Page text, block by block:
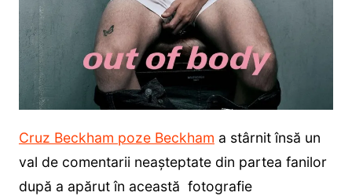
Cruz Beckham poze Beckham a stârnit însă un
val de comentarii neașteptate din partea fanilor
după a apărut în această fotografie